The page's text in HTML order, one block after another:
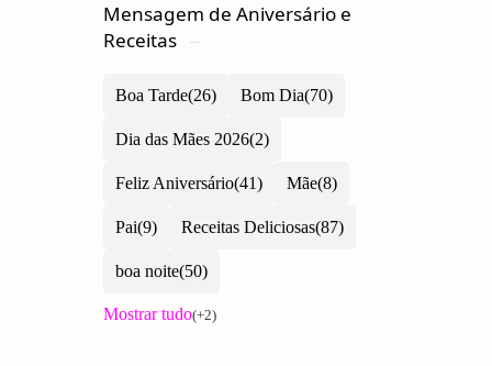
Mensagem de Aniversário e
Receitas
Boa Tarde Bom Dia
Dia das Mães 2026
Feliz Aniversário Mãe
Pai Receitas Deliciosas
boa noite